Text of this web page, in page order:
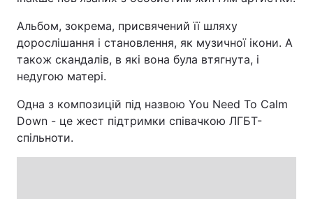
Альбом, зокрема, присвячений її шляху
дорослішання і становлення, як музичної ікони. А
також скандалів, в які вона була втягнута, і
недугою матері.
Одна з композицій під назвою You Need To Calm
Down - це жест підтримки співачкою ЛГБТ-
спільноти.